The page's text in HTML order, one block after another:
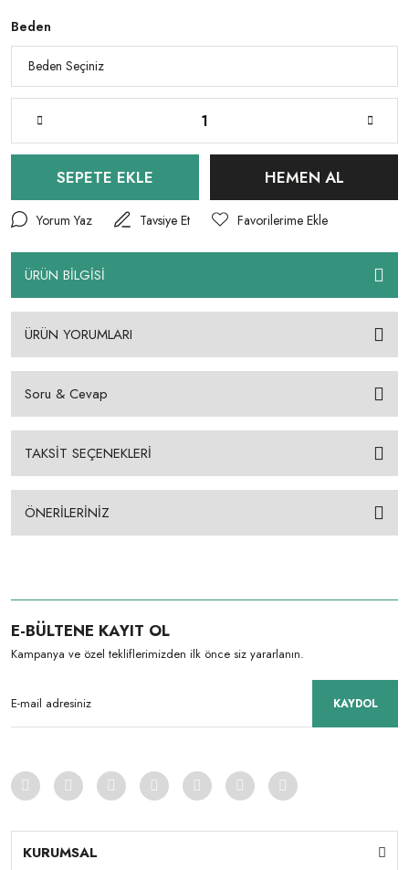
Beden
SEPETE EKLE HEMEN AL
Yorum Yaz Tavsiye Et
ÜRÜN BİLGİSİ
ÜRÜN YORUMLARI
Soru & Cevap
TAKSİT SEÇENEKLERİ
ÖNERİLERİNİZ
E-BÜLTENE KAYIT OL
Kampanya ve özel tekliflerimizden ilk önce siz yararlanın.
KAYDOL
KURUMSAL